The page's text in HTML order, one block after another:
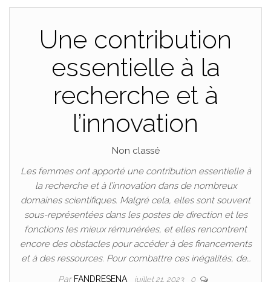
Une contribution
essentielle à la
recherche et à
l’innovation
Non classé
Les femmes ont apporté une contribution essentielle à
la recherche et à l’innovation dans de nombreux
domaines scientifiques. Malgré cela, elles sont souvent
sous-représentées dans les postes de direction et les
fonctions les mieux rémunérées, et elles rencontrent
encore des obstacles pour accéder à des financements
et à des ressources. Pour combattre ces inégalités, de…
Par FANDRESENA juillet 21, 2023 0